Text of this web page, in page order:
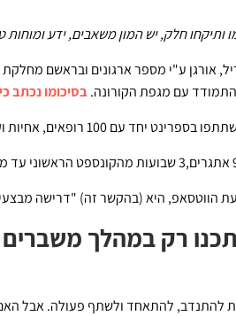
חלק, יש המון משאבים, ידע ומוחות
שהתקיים מה-19 במרץ עד ה-19 באפריל, אורגן ע"י מספר
עם מגפת הקורונה.בסיכומו נכתב כי
הווטסאפ, היא (בהקשר זה) "דרישה
רק במהלך
להתנדב, להתאחד ולשתף פעולה. אבל